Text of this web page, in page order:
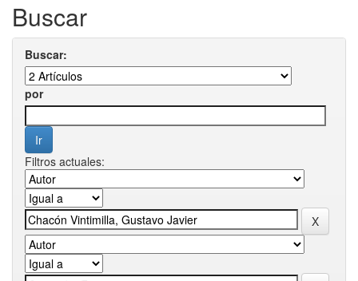
Buscar
Buscar:
por
Filtros actuales: